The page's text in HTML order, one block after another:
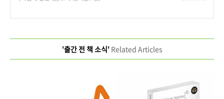
'출간 전 책 소식'Related Articles